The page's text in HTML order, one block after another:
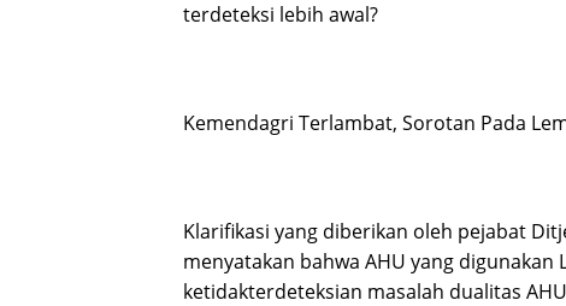
terdeteksi lebih awal?
Kemendagri Terlambat, Sorotan Pada
Klarifikasi yang diberikan oleh pejabat
menyatakan bahwa AHU yang digunakan
ketidakterdeteksian masalah dualitas